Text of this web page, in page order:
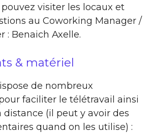
visiter les locaux et
au Coworking Manager /
: Benaich Axelle.
& matériel
de nombreux
faciliter le télétravail ainsi
distance (il peut y avoir des
quand on les utilise) :